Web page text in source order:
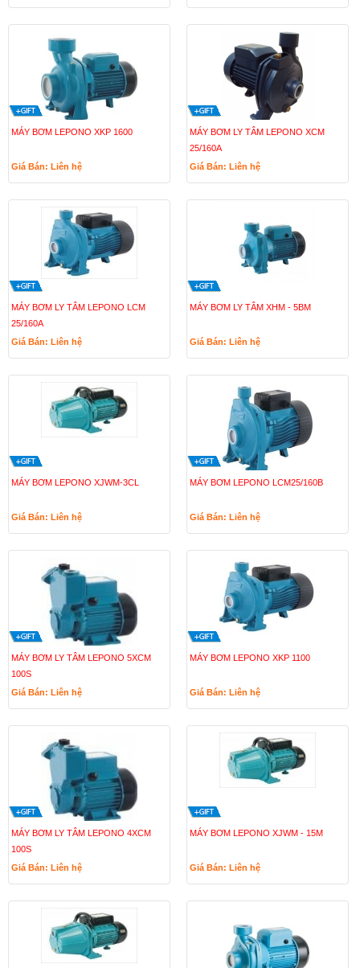
MÁY BƠM LEPONO XKP 1600
Giá Bán: Liên hệ
MÁY BƠM LY TÂM LEPONO XCM
25/160A
Giá Bán: Liên hệ
MÁY BƠM LY TÂM LEPONO LCM
25/160A
Giá Bán: Liên hệ
MÁY BƠM LY TÂM XHM - 5BM
Giá Bán: Liên hệ
MÁY BƠM LEPONO XJWM-3CL
Giá Bán: Liên hệ
MÁY BƠM LEPONO LCM25/160B
Giá Bán: Liên hệ
MÁY BƠM LY TÂM LEPONO 5XCM
100S
Giá Bán: Liên hệ
MÁY BƠM LEPONO XKP 1100
Giá Bán: Liên hệ
MÁY BƠM LY TÂM LEPONO 4XCM
100S
Giá Bán: Liên hệ
MÁY BƠM LEPONO XJWM - 15M
Giá Bán: Liên hệ